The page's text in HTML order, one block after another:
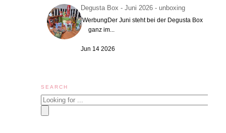
Degusta Box - Juni 2026 - unboxing
WerbungDer Juni steht bei der Degusta Box
ganz im...
Jun 14 2026
SEARCH